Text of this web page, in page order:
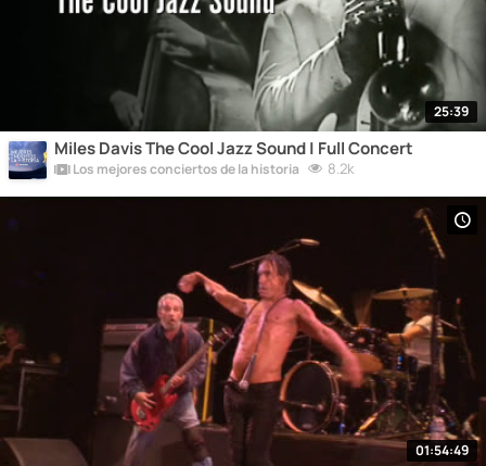
25:39
Miles Davis The Cool Jazz Sound | Full Concert
Los mejores conciertos de la historia 8.2k
01:54:49